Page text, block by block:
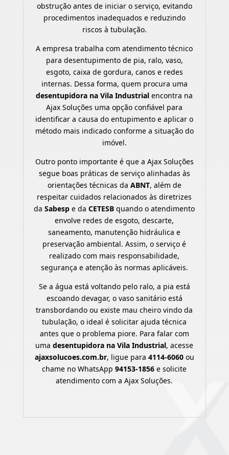
obstrução antes de iniciar o serviço, evitando
procedimentos inadequados e reduzindo
riscos à tubulação.
A empresa trabalha com atendimento técnico
para desentupimento de pia, ralo, vaso,
esgoto, caixa de gordura, canos e redes
internas. Dessa forma, quem procura uma
desentupidora na Vila Industrial encontra na
Ajax Soluções uma opção confiável para
identificar a causa do entupimento e aplicar o
método mais indicado conforme a situação do
imóvel.
Outro ponto importante é que a Ajax Soluções
segue boas práticas de serviço alinhadas às
orientações técnicas da ABNT, além de
respeitar cuidados relacionados às diretrizes
daSabesp e daCETESB quando o atendimento
envolve redes de esgoto, descarte,
saneamento, manutenção hidráulica e
preservação ambiental. Assim, o serviço é
realizado com mais responsabilidade,
segurança e atenção às normas aplicáveis.
Se a água está voltando pelo ralo, a pia está
escoando devagar, o vaso sanitário está
transbordando ou existe mau cheiro vindo da
tubulação, o ideal é solicitar ajuda técnica
antes que o problema piore. Para falar com
umadesentupidora na Vila Industrial, acesse
ajaxsolucoes.com.br, ligue para 4114-6060ou
chame no WhatsApp94153-1856 e solicite
atendimento com a Ajax Soluções.